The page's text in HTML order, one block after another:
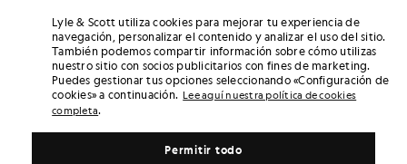
Lyle & Scott utiliza cookies para mejorar tu experiencia de
navegación, personalizar el contenido y analizar el uso del sitio.
También podemos compartir información sobre cómo utilizas
nuestro sitio con socios publicitarios con fines de marketing.
Puedes gestionar tus opciones seleccionando «Configuración de
cookies» a continuación. Lee aquí nuestra política de cookies
completa.
Permitir todo